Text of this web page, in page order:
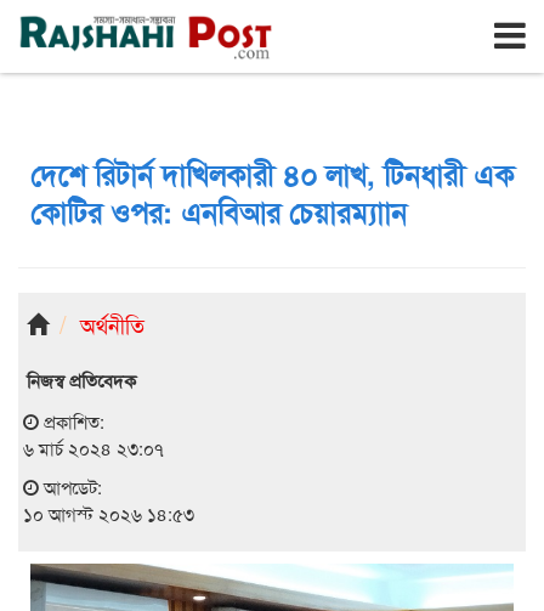
রাজশাহী সোমবার, ১০ই আগস্ট ২০২৬, ২৭শে শ্রাবণ ১৪৩৩
দেশে রিটার্ন দাখিলকারী ৪০ লাখ, টিনধারী এক
কোটির ওপর: এনবিআর চেয়ারম্যাান
অর্থনীতি
নিজস্ব প্রতিবেদক
প্রকাশিত:
৬ মার্চ ২০২৪ ২৩:০৭
আপডেট:
১০ আগস্ট ২০২৬ ১৪:৫৩